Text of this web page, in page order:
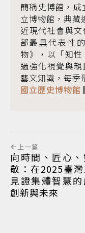
簡稱史博館，
立博物館，典藏
近現代社會與
部最具代表性
物》，以「知
過強化視覺與
藝文知識，每季
國立歷史博物館
上一篇
向時間、匠心
敬：在2025臺
見證集體智慧的
創新與未來